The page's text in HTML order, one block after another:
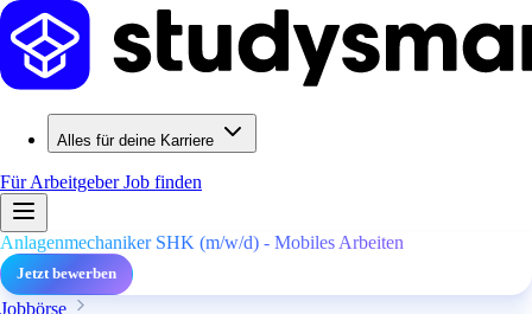
Alles für deine Karriere
Für ArbeitgeberJob finden
Anlagenmechaniker SHK (m/w/d) - Mobiles Arbeiten
Jetzt bewerben
Jobbörse